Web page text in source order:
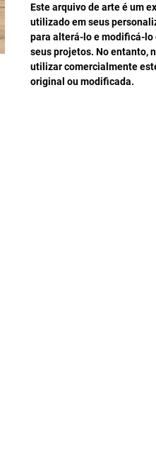
Este arquivo de arte é um
utilizado em seus
para alterá-lo e modificá-lo
seus projetos. No entanto,
utilizar comercialmente
original ou modificada.